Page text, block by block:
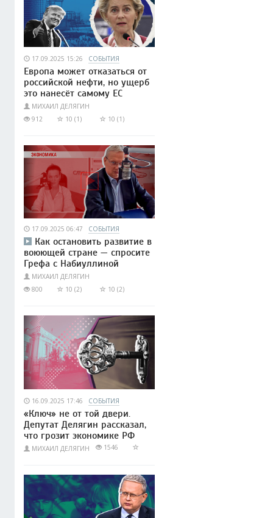
17.09.2025 15:26 СОБЫТИЯ
Европа может отказаться от
российской нефти, но ущерб
это нанесёт самому ЕС
МИХАИЛ ДЕЛЯГИН
912
10 (1) 10 (1)
17.09.2025 06:47 СОБЫТИЯ
Как остановить развитие в
воюющей стране — спросите
Грефа с Набиуллиной
МИХАИЛ ДЕЛЯГИН
800
10 (2) 10 (2)
16.09.2025 17:46 СОБЫТИЯ
«Ключ» не от той двери.
Депутат Делягин рассказал,
что грозит экономике РФ
МИХАИЛ ДЕЛЯГИН 1546